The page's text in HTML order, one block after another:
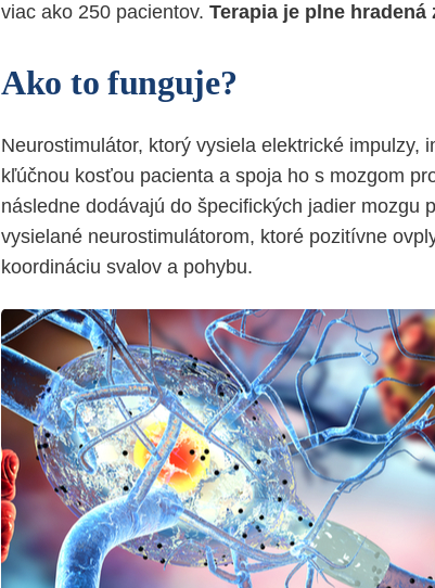
viac ako 250 pacientov. Terapia je plne
Ako to funguje?
Neurostimulátor, ktorý vysiela elektrické impulzy,
kľúčnou kosťou pacienta a spoja ho s mozgom
následne dodávajú do špecifických jadier mozgu
vysielané neurostimulátorom, ktoré pozitívne
koordináciu svalov a pohybu.